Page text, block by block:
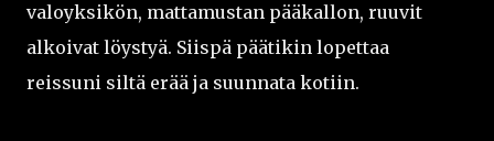
valoyksikön, mattamustan pääkallon, ruuvit
alkoivat löystyä. Siispä päätikin lopettaa
reissuni siltä erää ja suunnata kotiin.